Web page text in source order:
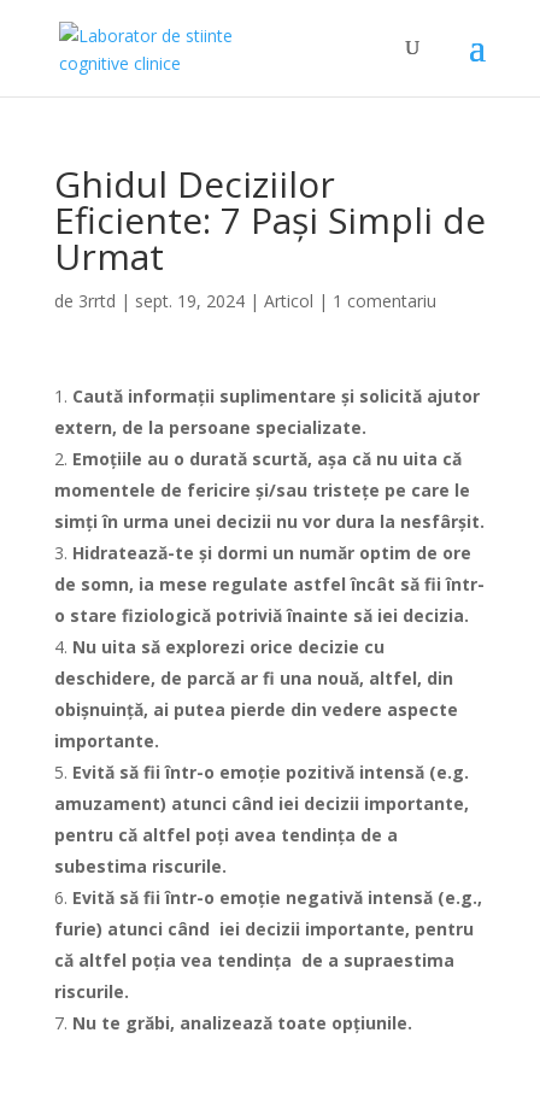
Ghidul Deciziilor
Eficiente: 7 Pași Simpli de
Urmat
de 3rrtd | sept. 19, 2024| Articol | 1 comentariu
Caută informații suplimentare și solicită ajutor
extern, de la persoane specializate.
Emoțiile au o durată scurtă, așa că nu uita că
momentele de fericire și/sau tristețe pe care le
simți în urma unei decizii nu vor dura la nesfârșit.
Hidratează-te și dormi un număr optim de ore
de somn, ia mese regulate astfel încât să fii într-
o stare fiziologică potriviă înainte să iei decizia.
Nu uita să explorezi orice decizie cu
deschidere, de parcă ar fi una nouă, altfel, din
obișnuință, ai putea pierde din vedere aspecte
importante.
Evită să fii într-o emoție pozitivă intensă (e.g.
amuzament) atunci când iei decizii importante,
pentru că altfel poți avea tendința de a
subestima riscurile.
Evită să fii într-o emoție negativă intensă (e.g.,
furie) atunci când iei decizii importante, pentru
că altfel poția vea tendința de a supraestima
riscurile.
Nu te grăbi, analizează toate opțiunile.